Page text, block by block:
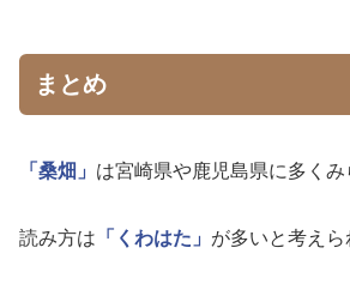
まとめ
「桑畑」 は宮崎県や鹿児島県に多くみ
読み方は 「くわはた」 が多いと考えら